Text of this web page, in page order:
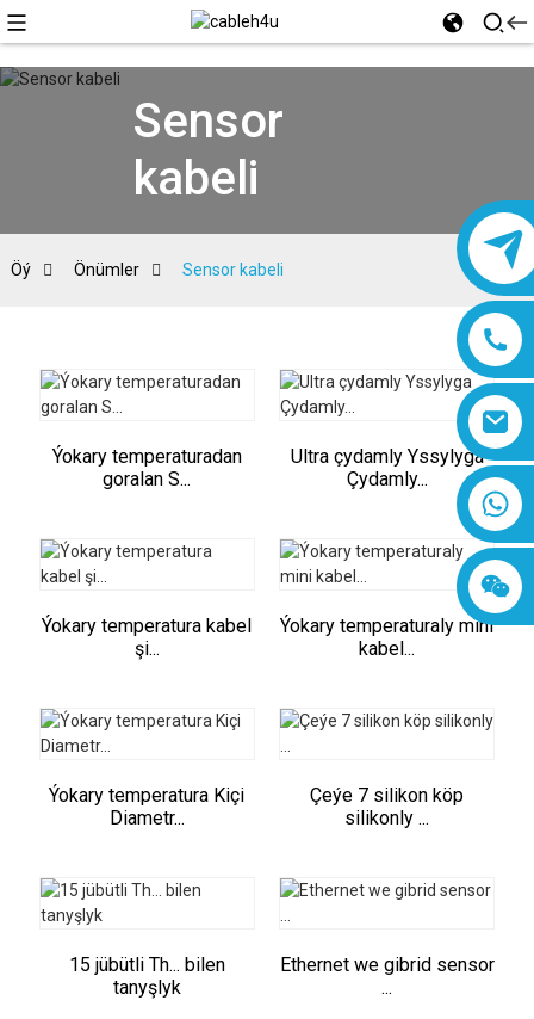
8618019377761
Sensor
kabeli
Öý Önümler Sensor kabeli
Ýokary temperaturadan
goralan S...
Ultra çydamly Yssylyga
Çydamly...
Ýokary temperatura kabel
şi...
Ýokary temperaturaly mini
kabel...
Ýokary temperatura Kiçi
Diametr...
Çeýe 7 silikon köp
silikonly ...
15 jübütli Th... bilen
tanyşlyk
Ethernet we gibrid sensor
...